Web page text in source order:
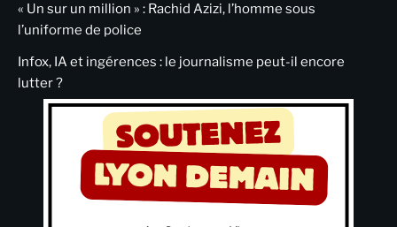
« Un sur un million » : Rachid Azizi, l’homme sous
l’uniforme de police
Infox, IA et ingérences : le journalisme peut-il encore
lutter ?